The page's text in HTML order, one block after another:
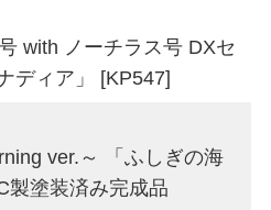
with ノーチラス号 DXセ
ディア」 [KP547]
ver.～ 「ふしぎの海
製塗装済み完成品